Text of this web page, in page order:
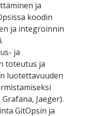
ja
koodin
ja integroinnin
ja
toteutus ja
luotettavuuden
Jaeger).
GitOpsin ja